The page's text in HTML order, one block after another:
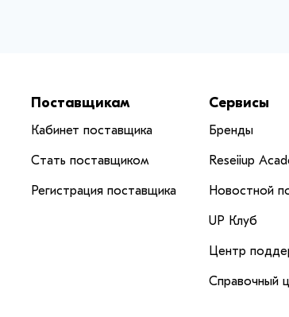
Поставщикам
Кабинет поставщика
Стать поставщиком
Регистрация поставщика
Сервисы
Бренды
Reseiiup
Новостной
UP Клуб
Центр
Справочный